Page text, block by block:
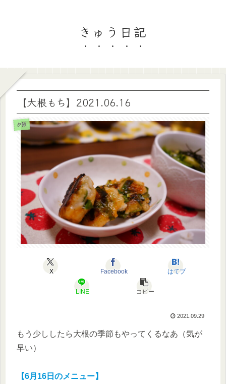
きゅう日記
【大根もち】2021.06.16
夕飯
X Facebook はてブ
LINE コピー
2021.09.29
もう少ししたら大根の季節もやってくるなあ（気が
早い）
【6月16日のメニュー】